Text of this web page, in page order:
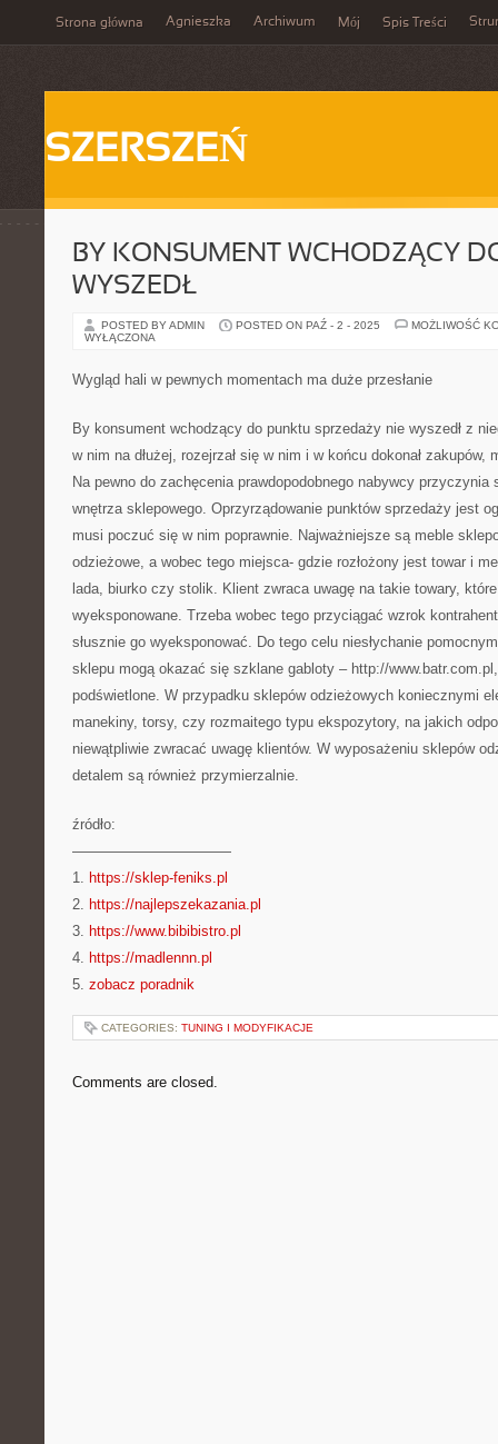
Strona główna Agnieszka Archiwum Mój Spis Treści
SZERSZEŃ
BY KONSUMENT WCHODZĄCY
WYSZEDŁ
POSTED BY ADMIN POSTED ON PAŹ - 2 - 2025
MOŻLIWOŚĆ
WYŁĄCZONA
Wygląd hali w pewnych momentach ma duże przesłanie
By konsument wchodzący do punktu sprzedaży nie wyszedł z
w nim na dłużej, rozejrzał się w nim i w końcu dokonał
Na pewno do zachęcenia prawdopodobnego nabywcy
wnętrza sklepowego. Oprzyrządowanie punktów sprzedaży jest
musi poczuć się w nim poprawnie. Najważniejsze są meble
odzieżowe, a wobec tego miejsca- gdzie rozłożony jest towar i
lada, biurko czy stolik. Klient zwraca uwagę na takie towary,
wyeksponowane. Trzeba wobec tego przyciągać wzrok
słusznie go wyeksponować. Do tego celu niesłychanie
sklepu mogą okazać się szklane gabloty – http://
podświetlone. W przypadku sklepów odzieżowych koniecznymi
manekiny, torsy, czy rozmaitego typu ekspozytory, na jakich
niewątpliwie zwracać uwagę klientów. W wyposażeniu sklepów
detalem są również przymierzalnie.
źródło:
———————————
1. https://sklep-feniks.pl
2. https://najlepszekazania.pl
3. https://www.bibibistro.pl
4. https://madlennn.pl
5. zobacz poradnik
CATEGORIES: TUNING I MODYFIKACJE
Comments are closed.